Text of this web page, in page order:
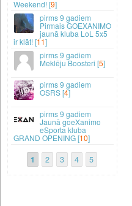
Weekend! [9]
9 gadiem
Pirmais GOEXANIMO
jaunā kluba LoL 5x5
ir klāt! [11]
9 gadiem
Meklēju Boosteri [5]
9 gadiem
OSRS [4]
9 gadiem
Jaunā goeXanimo
eSporta kluba
GRAND OPENING [10]
1 2 3 4 5